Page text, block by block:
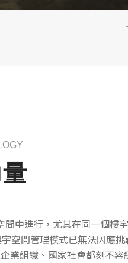
中進行，尤其在同一個樓
空間管理模式已無法因應
業組織、國家社會都刻不容